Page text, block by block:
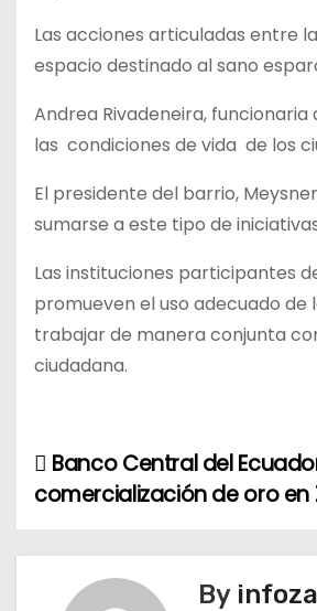
Las acciones articuladas entre
espacio destinado al sano
Andrea Rivadeneira,
las condiciones de vida de los
El presidente del barrio,
sumarse a este tipo de
Las instituciones participantes
promueven el uso adecuado
trabajar de manera conjunta
ciudadana.
N
v
Banco Central del
comercialización de oro
By